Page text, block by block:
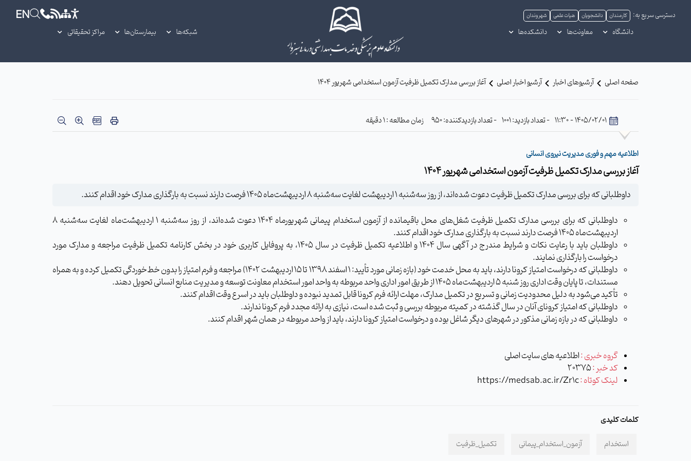
دسترسی سریع به: کارمندان دانشجویان هیات علمی شهروندان EN
دانشگاه معاونت‌ها دانشکده‌ها شبکه‌ها بیمارستان‌ها مراکز تحقیقاتی
صفحه اصلی آرشیوهای اخبار آرشیو اخبار اصلی آغاز بررسی مدارک تکمیل ظرفیت آزمون استخدامی شهریور ۱۴۰۴
1405/02/01 - 11:30 - تعداد بازدید: 1001 - تعداد بازدیدکننده: 950 زمان مطالعه : 1 دقیقه
اطلاعیه مهم و فوری مدیریت نیروی انسانی
آغاز بررسی مدارک تکمیل ظرفیت آزمون استخدامی شهریور ۱۴۰۴
داوطلبانی که برای بررسی مدارک تکمیل ظرفیت دعوت شده‌اند، از روز سه‌شنبه 1 اردیبهشت‌ لغایت سه‌شنبه 8 اردیبهشت‌ماه ۱۴۰۵ فرصت دارند نسبت به بارگذاری مدارک خود اقدام کنند.
داوطلبانی که برای بررسی مدارک تکمیل ظرفیت شغل‌های محل باقیمانده از آزمون استخدام پیمانی شهریورماه ۱۴۰۴ دعوت شده‌اند، از روز سه‌شنبه 1 اردیبهشت‌ماه لغایت سه‌شنبه 8
اردیبهشت‌ماه ۱۴۰۵ فرصت دارند نسبت به بارگذاری مدارک خود اقدام کنند.
داوطلبان باید با رعایت نکات و شرایط مندرج در آگهی سال ۱۴۰۴ و اطلاعیه تکمیل ظرفیت در سال ۱۴۰۵، به پروفایل کاربری خود در بخش کارنامه تکمیل ظرفیت مراجعه و مدارک مورد
درخواست را بارگذاری نمایند.
داوطلبانی که درخواست امتیاز کرونا دارند، باید به محل خدمت خود (بازه زمانی مورد تأیید: ۱ اسفند ۱۳۹۸ تا ۱۵ اردیبهشت ۱۴۰۲) مراجعه و فرم امتیاز را بدون خط‌خوردگی تکمیل کرده و به همراه
مستندات، تا پایان وقت اداری روز شنبه ۵ اردیبهشت‌ماه ۱۴۰۵ از طریق امور اداری واحد مربوطه به واحد امور استخدام معاونت توسعه و مدیریت منابع انسانی تحویل دهند.
تأکید می‌شود به دلیل محدودیت زمانی و تسریع در تکمیل مدارک، مهلت ارائه فرم کرونا قابل تمدید نبوده و داوطلبان باید در اسرع وقت اقدام کنند.
داوطلبانی که امتیاز کرونای آنان در سال گذشته در کمیته مربوطه بررسی و ثبت شده است، نیازی به ارائه مجدد فرم کرونا ندارند.
داوطلبانی که در بازه زمانی مذکور در شهرهای دیگر شاغل بوده و درخواست امتیاز کرونا دارند، باید از واحد مربوطه در همان شهر اقدام کنند.
گروه خبری :اطلاعیه های سایت اصلی
کد خبر :20375
لینک کوتاه :https://medsab.ac.ir/Zr1c
کلمات کلیدی
استخدام آزمون_استخدام_پیمانی تکمیل_ظرفیت